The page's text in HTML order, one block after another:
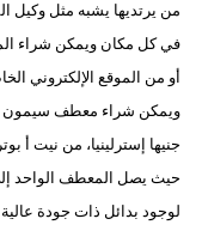
من يرتديها يشبه مثل وكيل
أو من الموقع الإلكتروني
جنيها إسترلينيا، من نيت أ
لوجود بدائل ذات جودة